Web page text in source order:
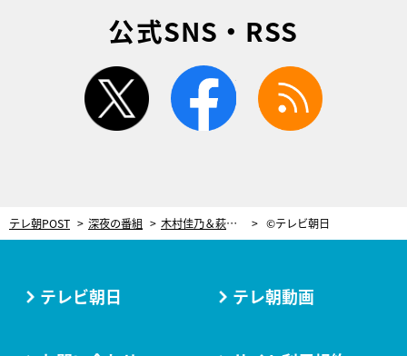
公式SNS・RSS
twitter facebook
テレ朝POST 深夜の番組 木村佳乃＆萩原聖人『あな渡』撮了！まさかのタイミングで噛んだスタッフにズッコケ ©テレビ朝日
テレビ朝日 テレ朝動画